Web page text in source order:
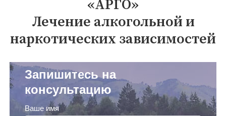
«АРГО»
Лечение алкогольной и
наркотических зависимостей
Запишитесь
консультацию
Запишитесь на
консультацию
Ваше имя